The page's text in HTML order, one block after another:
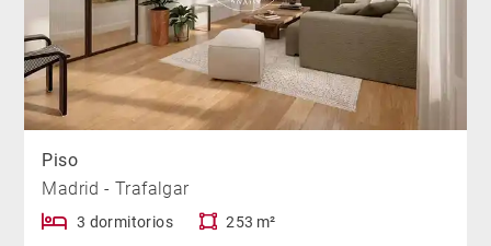
Piso
Madrid - Trafalgar
3 dormitorios 253 m²